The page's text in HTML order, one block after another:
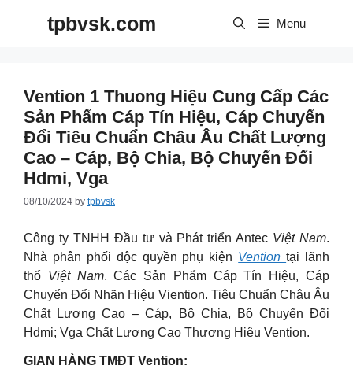
tpbvsk.com Menu
Vention 1 Thuong Hiệu Cung Cấp Các
Sản Phẩm Cáp Tín Hiệu, Cáp Chuyển
Đổi Tiêu Chuẩn Châu Âu Chất Lượng
Cao – Cáp, Bộ Chia, Bộ Chuyển Đổi
Hdmi, Vga
08/10/2024 by tpbvsk
Công ty TNHH Đầu tư và Phát triển Antec Việt Nam.
Nhà phân phối độc quyền phụ kiện Vention tại lãnh
thổ Việt Nam. Các Sản Phẩm Cáp Tín Hiệu, Cáp
Chuyển Đổi Nhãn Hiệu Viention. Tiêu Chuẩn Châu Âu
Chất Lượng Cao – Cáp, Bộ Chia, Bộ Chuyển Đổi
Hdmi; Vga Chất Lượng Cao Thương Hiệu Vention.
GIAN HÀNG TMĐT Vention: